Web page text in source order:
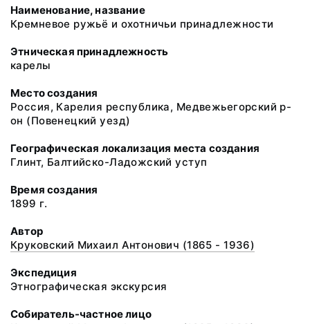
Наименование, название
Кремневое ружьё и охотничьи принадлежности
Этническая принадлежность
карелы
Место создания
Россия, Карелия республика, Медвежьегорский р-
он (Повенецкий уезд)
Географическая локализация места создания
Глинт, Балтийско-Ладожский уступ
Время создания
1899 г.
Автор
Круковский Михаил Антонович (1865 - 1936)
Экспедиция
Этнографическая экскурсия
Собиратель-частное лицо